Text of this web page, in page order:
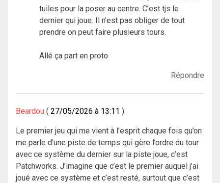
tuiles pour la poser au centre. C’est tjs le
dernier qui joue. Il n’est pas obliger de tout
prendre on peut faire plusieurs tours.
Allé ça part en proto
Répondre
Beardou 27/05/2026 à 13:11
Le premier jeu qui me vient à l’esprit chaque fois qu’on
me parle d’une piste de temps qui gère l’ordre du tour
avec ce système du dernier sur la piste joue, c’est
Patchworks. J’imagine que c’est le premier auquel j’ai
joué avec ce système et c’est resté, surtout que c’est